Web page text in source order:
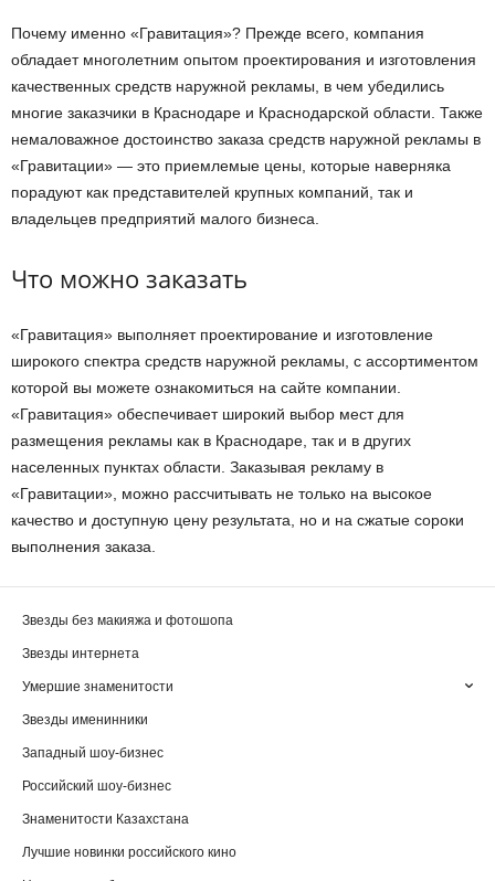
Почему именно «Гравитация»? Прежде всего, компания
обладает многолетним опытом проектирования и изготовления
качественных средств наружной рекламы, в чем убедились
многие заказчики в Краснодаре и Краснодарской области. Также
немаловажное достоинство заказа средств наружной рекламы в
«Гравитации» — это приемлемые цены, которые наверняка
порадуют как представителей крупных компаний, так и
владельцев предприятий малого бизнеса.
Что можно заказать
«Гравитация» выполняет проектирование и изготовление
широкого спектра средств наружной рекламы, с ассортиментом
которой вы можете ознакомиться на сайте компании.
«Гравитация» обеспечивает широкий выбор мест для
размещения рекламы как в Краснодаре, так и в других
населенных пунктах области. Заказывая рекламу в
«Гравитации», можно рассчитывать не только на высокое
качество и доступную цену результата, но и на сжатые сороки
выполнения заказа.
Звезды без макияжа и фотошопа
Звезды интернета
Умершие знаменитости
Звезды именинники
Западный шоу-бизнес
Российский шоу-бизнес
Знаменитости Казахстана
Лучшие новинки российского кино